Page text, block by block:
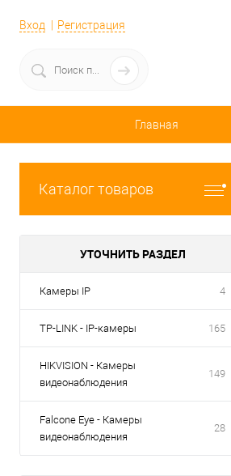
Вход Регистрация
Главная
Каталог товаров
УТОЧНИТЬ РАЗДЕЛ
Камеры IP 4
TP-LINK - IP-камеры 165
HIKVISION - Камеры
видеонаблюдения
149
Falcone Eye - Камеры
видеонаблюдения
28